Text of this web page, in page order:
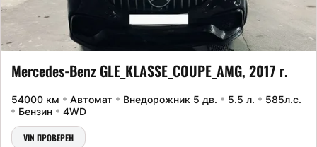
Mercedes-Benz GLE_KLASSE_COUPE_AMG, 2017 г.
54000 км Автомат Внедорожник 5 дв. 5.5 л.
585л.с.
Бензин
4WD
VIN ПРОВЕРЕН